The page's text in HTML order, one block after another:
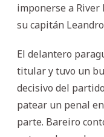
imponerse a River
su capitán
El delantero
titular y tuvo un
decisivo del
patear un penal
parte. Bareiro